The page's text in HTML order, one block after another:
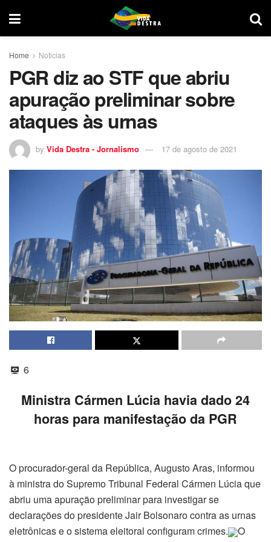
Home Noticias
PGR diz ao STF que abriu
apuração preliminar sobre
ataques às urnas
by Vida Destra - Jornalismo 17 de agosto de 2021
6
Ministra Cármen Lúcia havia dado 24
horas para manifestação da PGR
O procurador-geral da República, Augusto Aras, informou
à ministra do Supremo Tribunal Federal Cármen Lúcia que
abriu uma apuração preliminar para investigar se
declarações do presidente Jair Bolsonaro contra as urnas
eletrônicas e o sistema eleitoral configuram crimes.
O